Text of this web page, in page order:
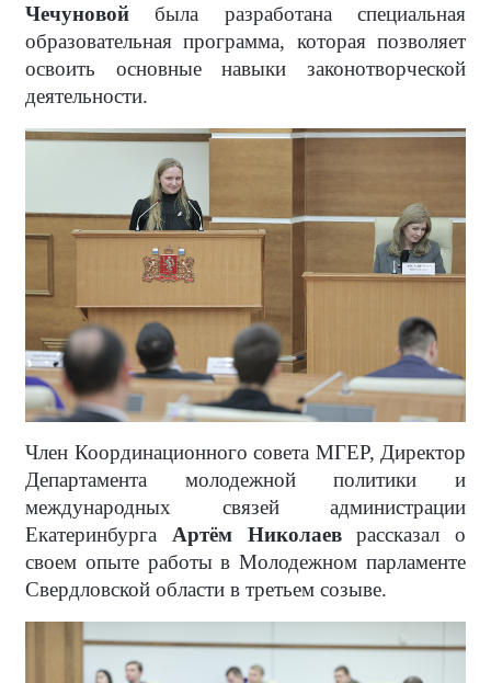
Чечуновой была разработана специальная
образовательная программа, которая позволяет
освоить основные навыки законотворческой
деятельности.
Член Координационного совета МГЕР, Директор
Департамента молодежной политики и
международных связей администрации
Екатеринбурга Артём Николаеврассказал о
своем опыте работы в Молодежном парламенте
Свердловской области в третьем созыве.